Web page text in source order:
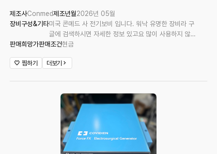
제조사Conmed제조년월2026년 05월
장비구성&기타미국 콘메드 사 전기보비 입니다. 워낙 유명한 장비라 구
글에 검색하시면 자세한 정보 있고요 많이 사용하지 않아
상태 좋습니다.
판매희망가판매조건현금
찜하기 더보기